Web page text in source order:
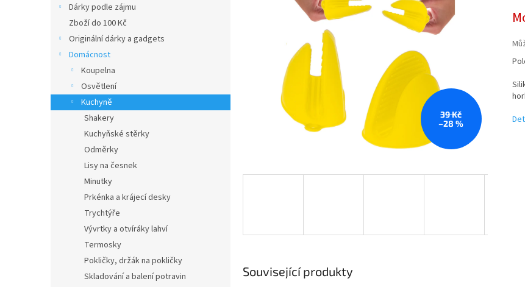
l
Dárky podle zájmu
Zboží do 100 Kč
Originální dárky a gadgets
Domácnost
Koupelna
Osvětlení
Kuchyně
Shakery
Kuchyňské stěrky
Odměrky
Lisy na česnek
Minutky
Prkénka a krájecí desky
Trychtýře
Vývrtky a otvíráky lahví
Termosky
Pokličky, držák na pokličky
Skladování a balení potravin
39 Kč
–28 %
Související produkty